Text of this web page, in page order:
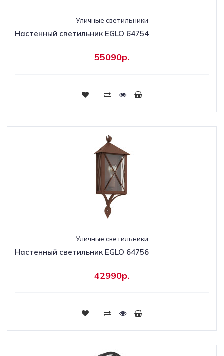
Уличные светильники
Настенный светильник EGLO 64754
55090р.
Уличные светильники
Настенный светильник EGLO 64756
42990р.